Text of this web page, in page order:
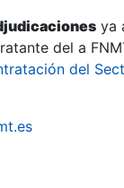
ya
del a
del